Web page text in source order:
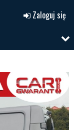
Zaloguj się